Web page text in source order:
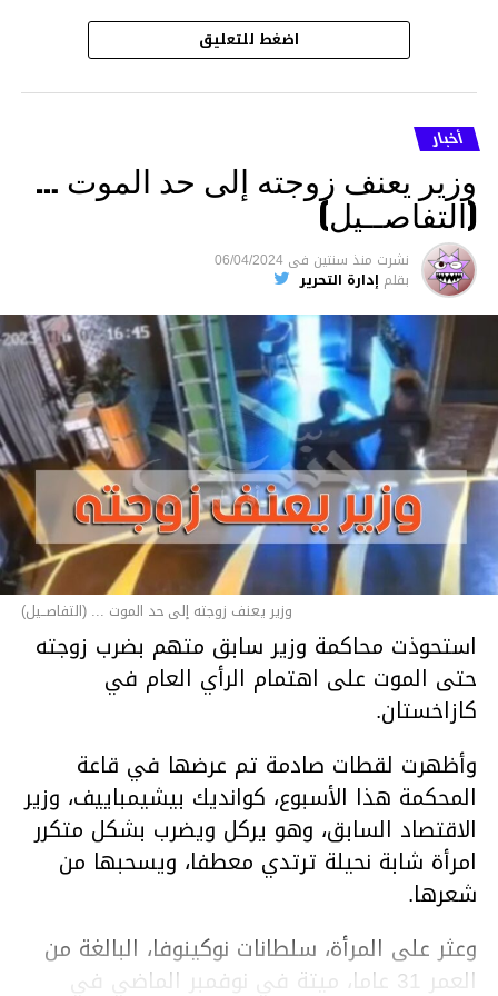
اضغط للتعليق
أخبار
وزير يعنف زوجته إلى حد الموت …
(التفاصــيل)
نشرت منذ سنتين فى 06/04/2024
بقلم إدارة التحرير
وزير يعنف زوجته إلى حد الموت ... (التفاصــيل)
استحوذت محاكمة وزير سابق متهم بضرب زوجته
حتى الموت على اهتمام الرأي العام في
كازاخستان.
وأظهرت لقطات صادمة تم عرضها في قاعة
المحكمة هذا الأسبوع، كوانديك بيشيمباييف، وزير
الاقتصاد السابق، وهو يركل ويضرب بشكل متكرر
امرأة شابة نحيلة ترتدي معطفا، ويسحبها من
شعرها.
وعثر على المرأة، سلطانات نوكينوفا، البالغة من
العمر 31 عاما، ميتة في نوفمبر الماضي في